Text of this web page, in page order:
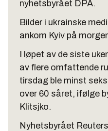
nyhetsbyrået DPA.
Bilder i ukrainske
ankom Kyiv på
I løpet av de siste
av flere omfattende
tirsdag ble minst
over 60 såret, ifølge
Klitsjko.
Nyhetsbyrået